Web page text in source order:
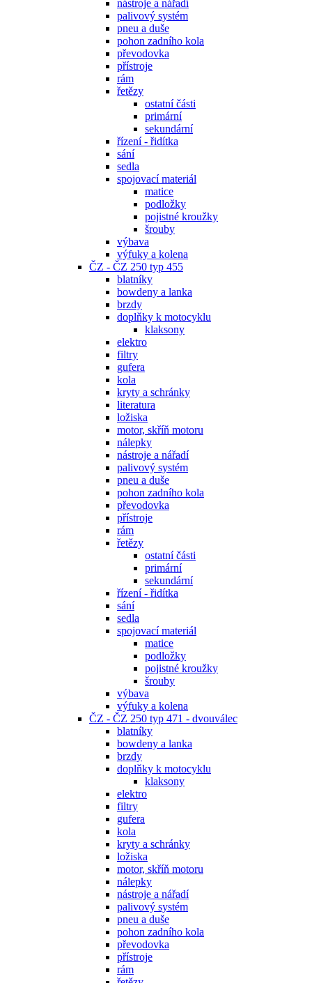
nástroje a nářadí
palivový systém
pneu a duše
pohon zadního kola
převodovka
přístroje
rám
řetězy
ostatní části
primární
sekundární
řízení - řidítka
sání
sedla
spojovací materiál
matice
podložky
pojistné kroužky
šrouby
výbava
výfuky a kolena
ČZ - ČZ 250 typ 455
blatníky
bowdeny a lanka
brzdy
doplňky k motocyklu
klaksony
elektro
filtry
gufera
kola
kryty a schránky
literatura
ložiska
motor, skříň motoru
nálepky
nástroje a nářadí
palivový systém
pneu a duše
pohon zadního kola
převodovka
přístroje
rám
řetězy
ostatní části
primární
sekundární
řízení - řidítka
sání
sedla
spojovací materiál
matice
podložky
pojistné kroužky
šrouby
výbava
výfuky a kolena
ČZ - ČZ 250 typ 471 - dvouválec
blatníky
bowdeny a lanka
brzdy
doplňky k motocyklu
klaksony
elektro
filtry
gufera
kola
kryty a schránky
ložiska
motor, skříň motoru
nálepky
nástroje a nářadí
palivový systém
pneu a duše
pohon zadního kola
převodovka
přístroje
rám